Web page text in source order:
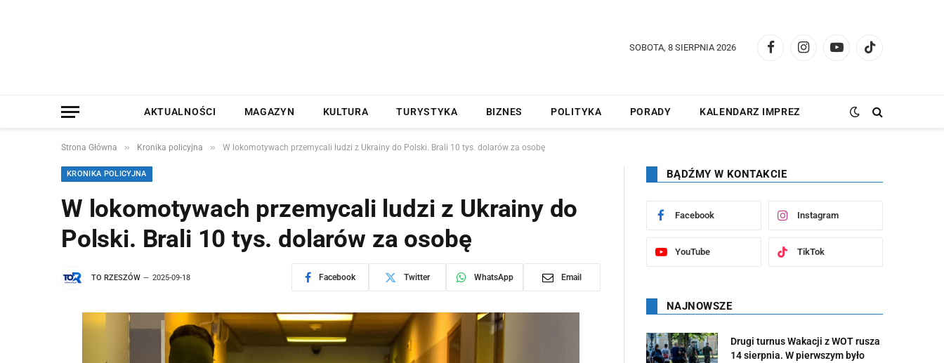
SOBOTA, 8 SIERPNIA 2026
FacebookInstagramYouTubeTikTok
AKTUALNOŚCI MAGAZYN KULTURA TURYSTYKA BIZNES POLITYKA PORADY KALENDARZ IMPREZ
Strona Główna » Kronika policyjna » W lokomotywach przemycali ludzi z Ukrainy do Polski. Brali 10 tys. dolarów za osobę
KRONIKA POLICYJNA
W lokomotywach przemycali ludzi z Ukrainy do
Polski. Brali 10 tys. dolarów za osobę
TO RZESZÓW 2025-09-18 Facebook Twitter WhatsApp Email
BĄDŹMY W KONTAKCIE
Facebook Instagram
YouTube TikTok
NAJNOWSZE
Drugi turnus Wakacji z WOT rusza
14 sierpnia. W pierwszym było